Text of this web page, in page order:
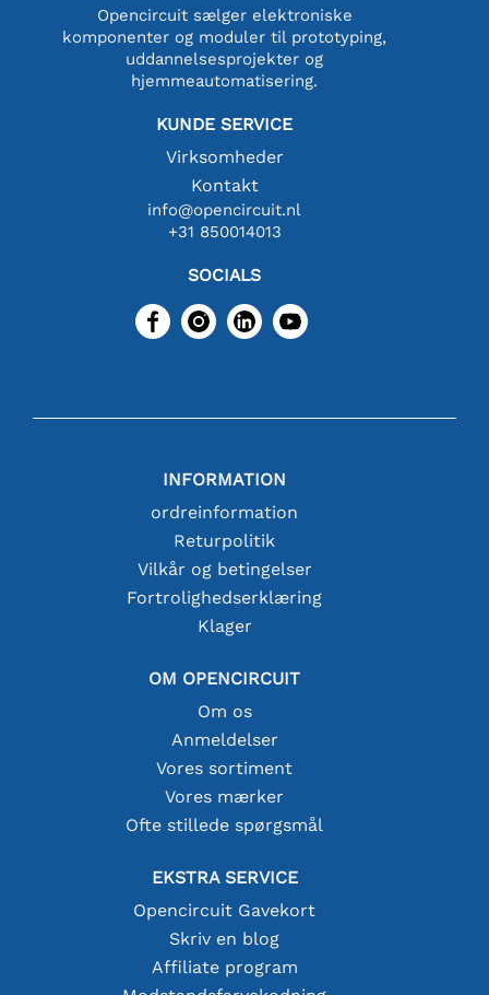
Opencircuit sælger elektroniske
komponenter og moduler til prototyping,
uddannelsesprojekter og
hjemmeautomatisering.
KUNDE SERVICE
Virksomheder
Kontakt
info@opencircuit.nl
+31 850014013
SOCIALS
INFORMATION
ordreinformation
Returpolitik
Vilkår og betingelser
Fortrolighedserklæring
Klager
OM OPENCIRCUIT
Om os
Anmeldelser
Vores sortiment
Vores mærker
Ofte stillede spørgsmål
EKSTRA SERVICE
Opencircuit Gavekort
Skriv en blog
Affiliate program